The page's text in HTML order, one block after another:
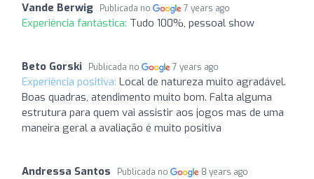
Vande Berwig Publicada no 7 years ago
Experiência fantástica: Tudo 100%, pessoal show
Beto Gorski Publicada no 7 years ago
Experiência positiva: Local de natureza muito agradável.
Boas quadras, atendimento muito bom. Falta alguma
estrutura para quem vai assistir aos jogos mas de uma
maneira geral a avaliação é muito positiva
Andressa Santos Publicada no 8 years ago